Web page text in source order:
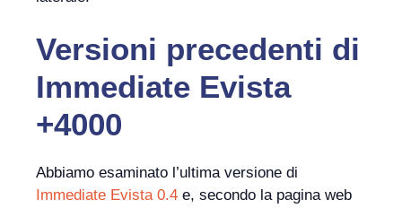
Versioni precedenti di
Immediate Evista
+4000
Abbiamo esaminato l’ultima versione di
Immediate Evista 0.4 e, secondo la pagina web